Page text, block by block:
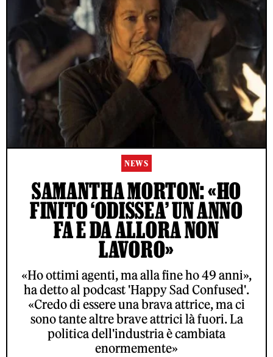
NEWS
SAMANTHA MORTON: «HO
FINITO ‘ODISSEA’ UN ANNO
FA E DA ALLORA NON
LAVORO»
«Ho ottimi agenti, ma alla fine ho 49 anni»,
ha detto al podcast 'Happy Sad Confused'.
«Credo di essere una brava attrice, ma ci
sono tante altre brave attrici là fuori. La
politica dell'industria è cambiata
enormemente»